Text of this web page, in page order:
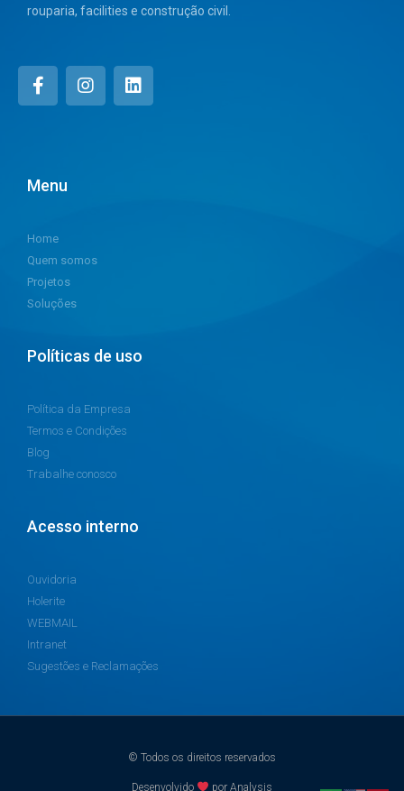
rouparia, facilities e construção civil.
Menu
Home
Quem somos
Projetos
Soluções
Políticas de uso
Política da Empresa
Termos e Condições
Blog
Trabalhe conosco
Acesso interno
Ouvidoria
Holerite
WEBMAIL
Intranet
Sugestões e Reclamações
© Todos os direitos reservados
Desenvolvido por Analysis